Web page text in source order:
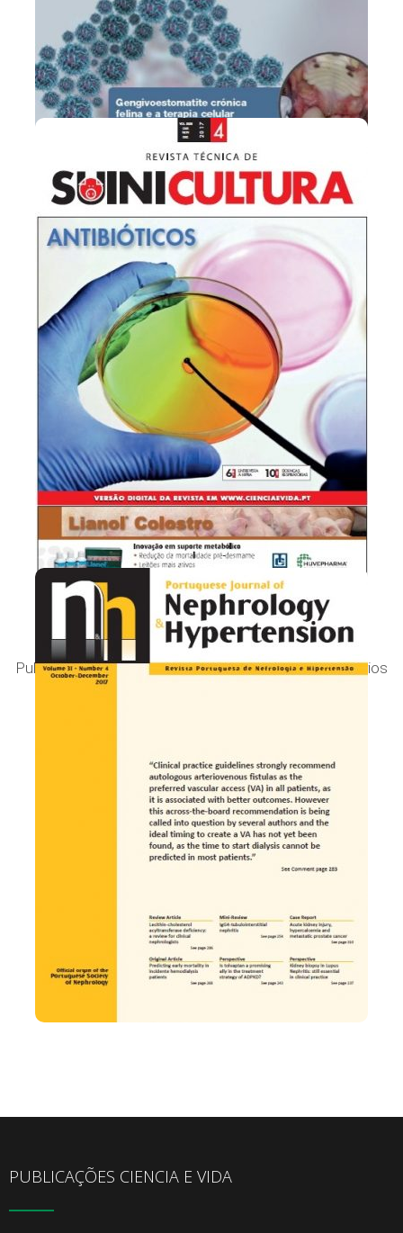
Revista Clínica Animal
Publicação dedicada aos médicos veterinários de
pequenos animais,
Rev Téc de Suinicultura
Publicação trimestral dedicada aos médicos veterinários
PUBLICAÇÕES CIENCIA E VIDA